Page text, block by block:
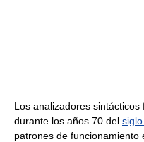
Los analizadores
durante los años 70 del
patrones de funcionamiento